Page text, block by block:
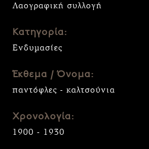
Λαογραφική συλλογή
Κατηγορία:
Ενδυμασίες
Έκθεμα / Όνομα:
παντόφλες - καλτσούνια
Χρονολογία:
1900 - 1930